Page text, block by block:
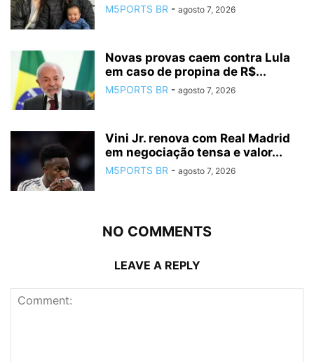
M5PORTS BR - agosto 7, 2026
Novas provas caem contra Lula
em caso de propina de R$...
M5PORTS BR - agosto 7, 2026
Vini Jr. renova com Real Madrid
em negociação tensa e valor...
M5PORTS BR - agosto 7, 2026
NO COMMENTS
LEAVE A REPLY